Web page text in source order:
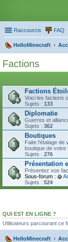
Raccourcis FAQ
HelloMinecraft
Factions
Factions
Voici les factions
Sujets : 133
Diplomatie
Guerres et
Sujets : 362
Boutiques
Faite l’étalage
boutique de votre
Sujets : 276
Présentation
Présentez vos
Sous-forum :
Sujets : 524
QUI EST EN LIGNE ?
Utilisateurs parcourant ce
HelloMinecraft